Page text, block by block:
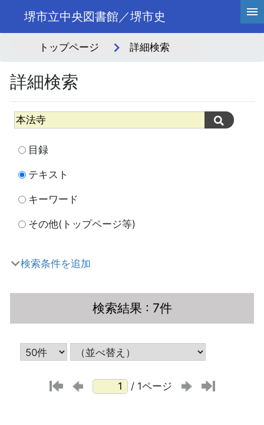
堺市立中央図書館／堺市史
トップページ 詳細検索
詳細検索
目録
テキスト
キーワード
その他(トップページ等)
検索条件を追加
検索結果 : 7件
/ 1ページ